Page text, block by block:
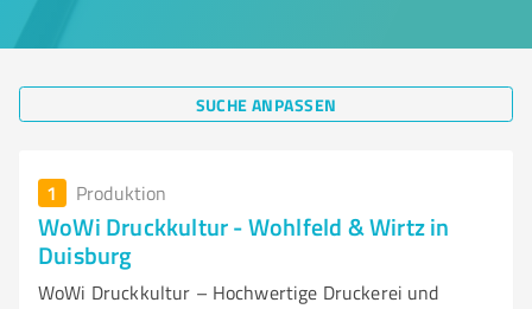
SUCHE ANPASSEN
1 Produktion
WoWi Druckkultur - Wohlfeld & Wirtz in
Duisburg
WoWi Druckkultur – Hochwertige Druckerei und